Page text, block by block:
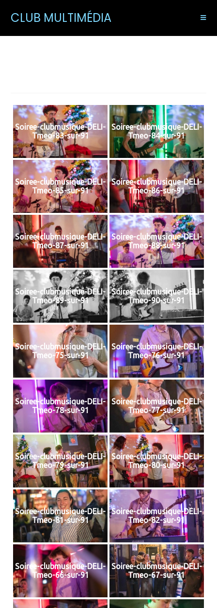
CLUB MULTIMÉDIA
Soiree-clubmusique-DELI-
Tmeo-83-sur-91
Soiree-clubmusique-DELI-
Tmeo-84-sur-91
Soiree-clubmusique-DELI-
Tmeo-85-sur-91
Soiree-clubmusique-DELI-
Tmeo-86-sur-91
Soiree-clubmusique-DELI-
Tmeo-87-sur-91
Soiree-clubmusique-DELI-
Tmeo-88-sur-91
Soiree-clubmusique-DELI-
Tmeo-89-sur-91
Soiree-clubmusique-DELI-
Tmeo-90-sur-91
Soiree-clubmusique-DELI-
Tmeo-75-sur-91
Soiree-clubmusique-DELI-
Tmeo-76-sur-91
Soiree-clubmusique-DELI-
Tmeo-78-sur-91
Soiree-clubmusique-DELI-
Tmeo-77-sur-91
Soiree-clubmusique-DELI-
Tmeo-79-sur-91
Soiree-clubmusique-DELI-
Tmeo-80-sur-91
Soiree-clubmusique-DELI-
Tmeo-81-sur-91
Soiree-clubmusique-DELI-
Tmeo-82-sur-91
Soiree-clubmusique-DELI-
Tmeo-66-sur-91
Soiree-clubmusique-DELI-
Tmeo-67-sur-91